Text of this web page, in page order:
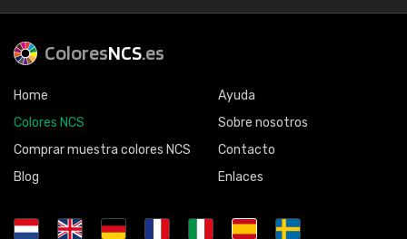
ColoresNCS.es
Home
Colores NCS
Comprar muestra colores NCS
Blog
Ayuda
Sobre nosotros
Contacto
Enlaces